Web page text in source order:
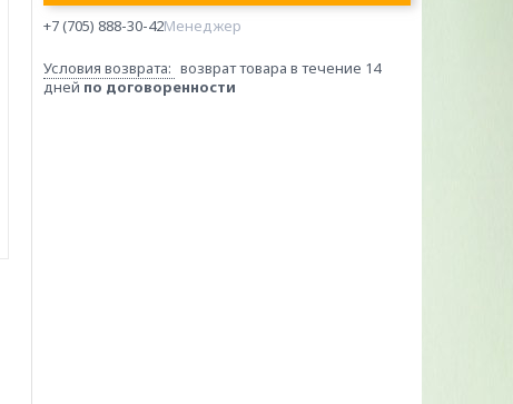
+7 (705) 888-30-42Менеджер
возврат товара в течение 14
дней по договоренности